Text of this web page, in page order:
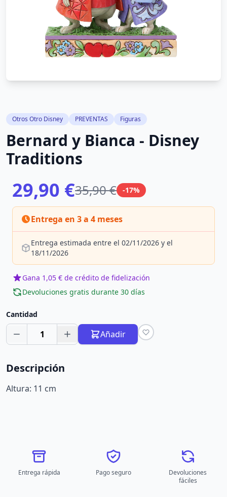
Otros Otro Disney PREVENTAS Figuras
Bernard y Bianca - Disney
Traditions
29,90 €35,90 € -17%
Entrega en 3 a 4 meses
Entrega estimada entre el 02/11/2026 y el
18/11/2026
Gana 1,05 € de crédito de fidelización
Devoluciones gratis durante 30 días
Cantidad
1 Añadir
Descripción
Altura: 11 cm
Entrega rápida Pago seguro
Devoluciones
fáciles